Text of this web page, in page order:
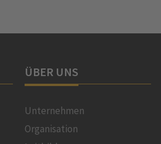
ÜBER UNS
Unternehmen
Organisation